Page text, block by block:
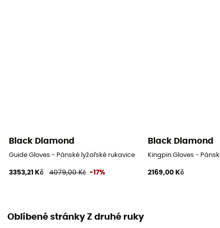
Black Diamond
Guide Gloves - Pánské lyžařské rukavice
3353,21 Kč 4079,00 Kč -17%
Black Diamond
Kingpin Gloves -
2169,00 Kč
Oblíbené stránky Z druhé ruky